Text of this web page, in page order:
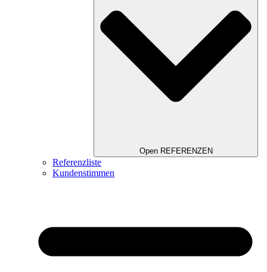
Open REFERENZEN
Referenzliste
Kundenstimmen